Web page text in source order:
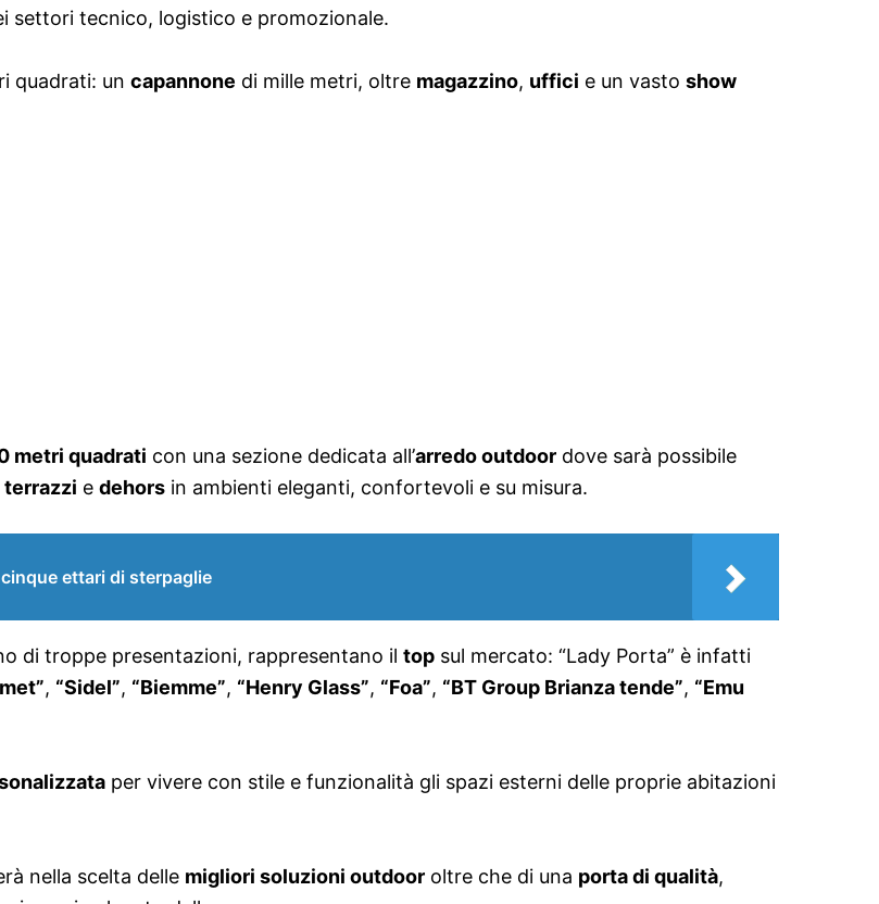
settori tecnico, logistico e promozionale.
quadrati: un capannone di mille metri, oltre magazzino, uffici e un vasto show
metri quadrati con una sezione dedicata all’arredo outdoor dove sarà possibile
terrazzi e dehors in ambienti eleganti, confortevoli e su misura.
ettari di sterpaglie
di troppe presentazioni, rappresentano il top sul mercato: “Lady Porta” è infatti
, “Sidel”, “Biemme”, “Henry Glass”, “Foa”, “BT Group Brianza tende”, “Emu
per vivere con stile e funzionalità gli spazi esterni delle proprie abitazioni
nella scelta delle migliori soluzioni outdoor oltre che di una porta di qualità,